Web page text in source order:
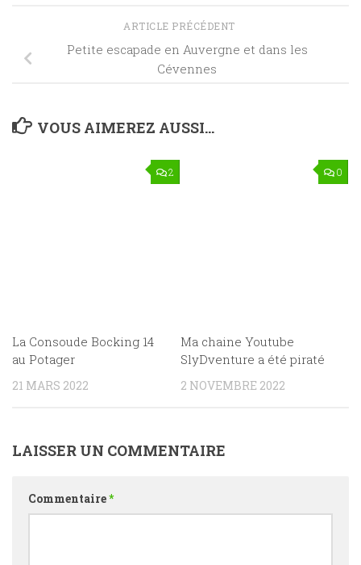
ARTICLE PRÉCÉDENT
Petite escapade en Auvergne et dans les
Cévennes
VOUS AIMEREZ AUSSI...
2
La Consoude Bocking 14
au Potager
21 MARS 2022
0
Ma chaine Youtube
SlyDventure a été piraté
2 NOVEMBRE 2022
LAISSER UN COMMENTAIRE
Commentaire*